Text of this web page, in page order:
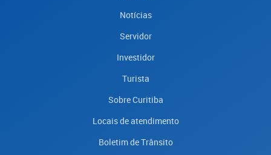
Notícias
Servidor
Investidor
Turista
Sobre Curitiba
Locais de atendimento
Boletim de Trânsito